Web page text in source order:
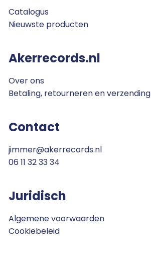
Catalogus
Nieuwste producten
Akerrecords.nl
Over ons
Betaling, retourneren en verzending
Contact
jimmer@akerrecords.nl
06 11 32 33 34
Juridisch
Algemene voorwaarden
Cookiebeleid